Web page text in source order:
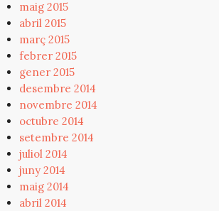
maig 2015
abril 2015
març 2015
febrer 2015
gener 2015
desembre 2014
novembre 2014
octubre 2014
setembre 2014
juliol 2014
juny 2014
maig 2014
abril 2014